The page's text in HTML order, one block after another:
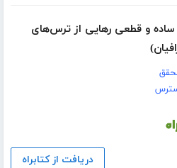
ساده و قطعی رهایی از ترس‌های
دریافت از کتابراه